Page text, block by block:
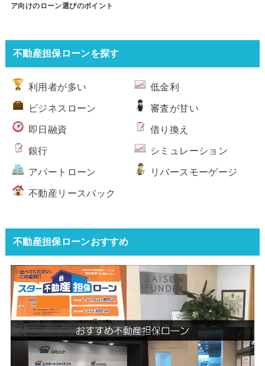
ア向けのローン選びのポイント
不動産担保ローンを探す
利用者が多い 低金利
ビジネスローン 審査が甘い
即日融資 借り換え
銀行 シミュレーション
アパートローン リバースモーゲージ
不動産リースバック
不動産担保ローンおすすめ